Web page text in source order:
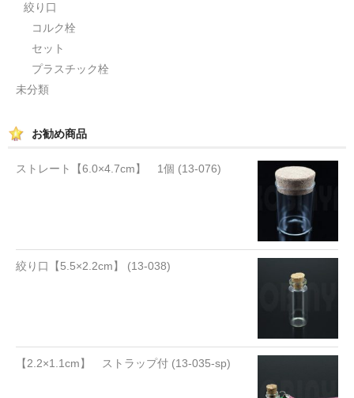
絞り口
コルク栓
セット
プラスチック栓
未分類
お勧め商品
ストレート【6.0×4.7cm】 1個 (13-076)
絞り口【5.5×2.2cm】 (13-038)
【2.2×1.1cm】 ストラップ付 (13-035-sp)